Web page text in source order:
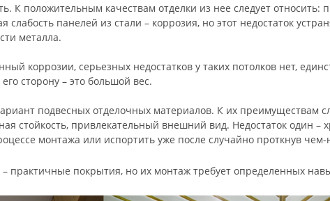
К положительным качествам отделки из нее следует относить:
слабость панелей из стали – коррозия, но этот недостаток
металла.
коррозии, серьезных недостатков у таких потолков нет,
сторону – это большой вес.
подвесных отделочных материалов. К их преимуществам
стойкость, привлекательный внешний вид. Недостаток один –
монтажа или испортить уже после случайно проткнув чем-
практичные покрытия, но их монтаж требует определенных